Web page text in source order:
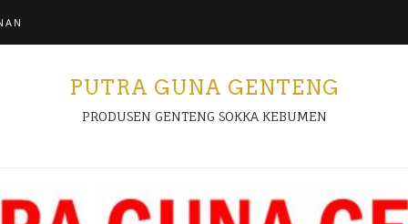
PUTRA GUNA GENTENG
PRODUSEN GENTENG SOKKA KEBUMEN